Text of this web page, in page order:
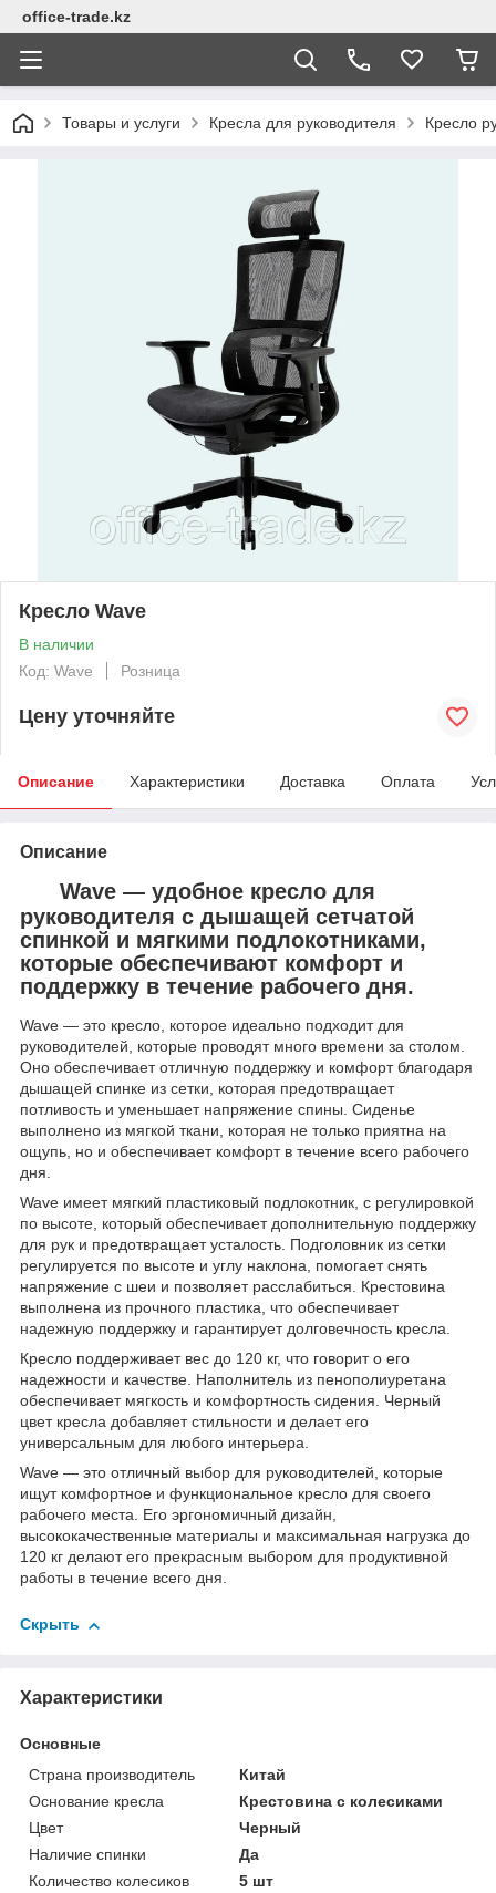
office-trade.kz
Товары и услуги Кресла для руководителя Кресло
Кресло Wave
В наличии
Код: Wave
Розница
Цену уточняйте
Описание Характеристики Доставка Оплата
Описание
Wave — удобное кресло для
руководителя с дышащей сетчатой
спинкой и мягкими подлокотниками,
которые обеспечивают комфорт и
поддержку в течение рабочего дня.
Wave — это кресло, которое идеально подходит для
руководителей, которые проводят много времени за столом.
Оно обеспечивает отличную поддержку и комфорт благодаря
дышащей спинке из сетки, которая предотвращает
потливость и уменьшает напряжение спины. Сиденье
выполнено из мягкой ткани, которая не только приятна на
ощупь, но и обеспечивает комфорт в течение всего рабочего
дня.
Wave имеет мягкий пластиковый подлокотник, с регулировкой
по высоте, который обеспечивает дополнительную поддержку
для рук и предотвращает усталость. Подголовник из сетки
регулируется по высоте и углу наклона, помогает снять
напряжение с шеи и позволяет расслабиться. Крестовина
выполнена из прочного пластика, что обеспечивает
надежную поддержку и гарантирует долговечность кресла.
Кресло поддерживает вес до 120 кг, что говорит о его
надежности и качестве. Наполнитель из пенополиуретана
обеспечивает мягкость и комфортность сидения. Черный
цвет кресла добавляет стильности и делает его
универсальным для любого интерьера.
Wave — это отличный выбор для руководителей, которые
ищут комфортное и функциональное кресло для своего
рабочего места. Его эргономичный дизайн,
высококачественные материалы и максимальная нагрузка до
120 кг делают его прекрасным выбором для продуктивной
работы в течение всего дня.
Скрыть
Характеристики
Основные
Страна производитель
Китай
Основание кресла
Крестовина с колесиками
Цвет
Черный
Наличие спинки
Да
Количество колесиков
5 шт